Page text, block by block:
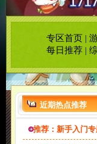
专区首页 |
每日推荐 |
近期热点推荐
推荐：新手入门